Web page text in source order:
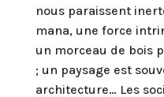
nous paraissent
mana, une force
un morceau de bois
; un paysage est
architecture… Les